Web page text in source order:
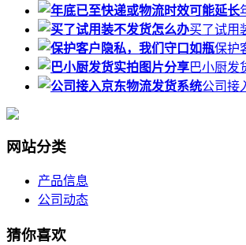
买了试用
保护
巴小厨发
公司接
网站分类
产品信息
公司动态
猜你喜欢